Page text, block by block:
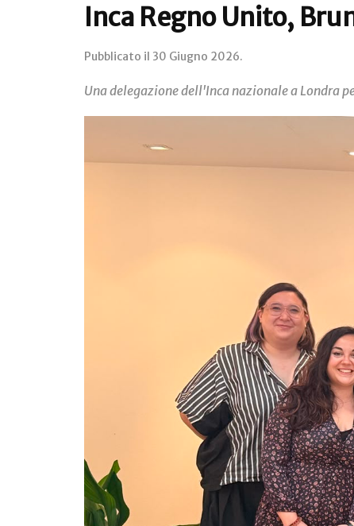
Inca Regno Unito,
Pubblicato il 30 Giugno 2026.
Una delegazione dell'Inca nazionale a Londra